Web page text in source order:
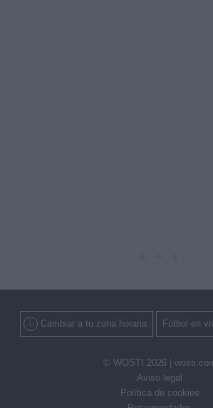
Cambiar a tu zona horaria Fútbol en
© WOSTI 2026 |
Aviso legal
Política de cookies